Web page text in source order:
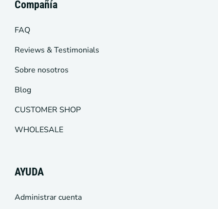
Compañía
FAQ
Reviews & Testimonials
Sobre nosotros
Blog
CUSTOMER SHOP
WHOLESALE
AYUDA
Administrar cuenta